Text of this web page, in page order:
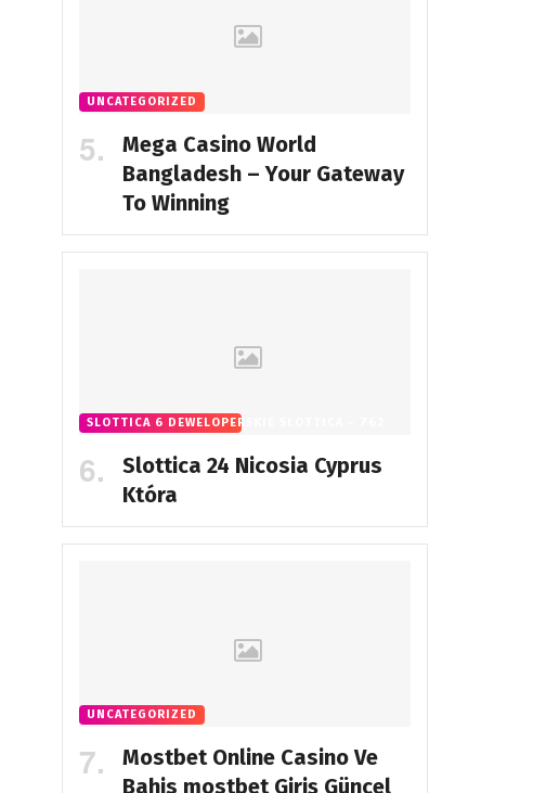
UNCATEGORIZED
Mega Casino World
Bangladesh – Your Gateway
To Winning
SLOTTICA 6 DEWELOPERSKIE SLOTTICA - 762
Slottica 24 Nicosia Cyprus
Która
UNCATEGORIZED
Mostbet Online Casino Ve
Bahis mostbet Giriş Güncel